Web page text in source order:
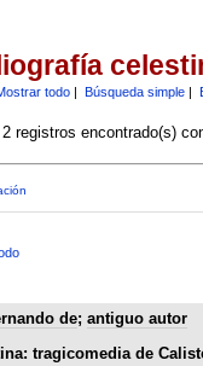
todo| Búsqueda simple|
2 registros encontrado(s)
de; antiguo autor
tragicomedia de